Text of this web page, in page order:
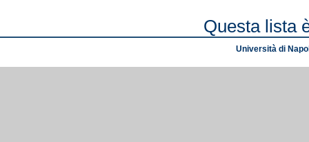
Questa lista
Università di